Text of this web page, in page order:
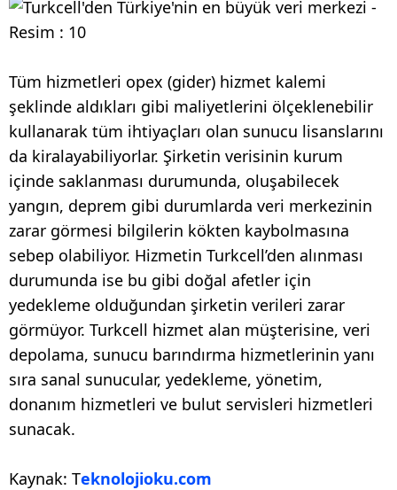
Tüm hizmetleri opex (gider) hizmet kalemi
şeklinde aldıkları gibi maliyetlerini ölçeklenebilir
kullanarak tüm ihtiyaçları olan sunucu lisanslarını
da kiralayabiliyorlar. Şirketin verisinin kurum
içinde saklanması durumunda, oluşabilecek
yangın, deprem gibi durumlarda veri merkezinin
zarar görmesi bilgilerin kökten kaybolmasına
sebep olabiliyor. Hizmetin Turkcell’den alınması
durumunda ise bu gibi doğal afetler için
yedekleme olduğundan şirketin verileri zarar
görmüyor. Turkcell hizmet alan müşterisine, veri
depolama, sunucu barındırma hizmetlerinin yanı
sıra sanal sunucular, yedekleme, yönetim,
donanım hizmetleri ve bulut servisleri hizmetleri
sunacak.
Kaynak: Teknolojioku.com